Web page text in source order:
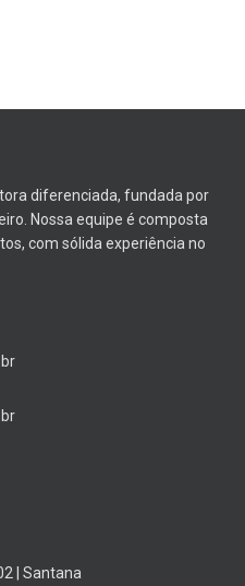
diferenciada, fundada por
Nossa equipe é composta
com sólida experiência no
| Santana